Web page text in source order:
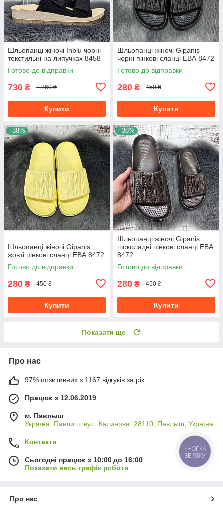
Шльопанці жіночі Inblu чорні
текстильні на липучках 8458
Готово до відправки
730 ₴ 1 260 ₴
Купити
Шльопанці жіночі Gipanis
чорні пінкові сланці ЕВА 8472
Готово до відправки
280 ₴ 450 ₴
Купити
–38%
Шльопанці жіночі Gipanis
жовті пінкові сланці ЕВА 8472
Готово до відправки
280 ₴ 450 ₴
Купити
–38%
Шльопанці жіночі Gipanis
шоколадні пінкові сланці ЕВА
8472
Готово до відправки
280 ₴ 450 ₴
Купити
Показати ще
Про нас
97% позитивних з 1167 відгуків за рік
Працює з 12.06.2019
м. Павлыш
Україна, Павлиш, вул. Калинова, 28110, Павлыш, Україна
Контакти
Сьогодні працює з 10:00 до 16:00
Показати весь графік роботи
Про нас
КНОПКА
ЗВ'ЯЗКУ